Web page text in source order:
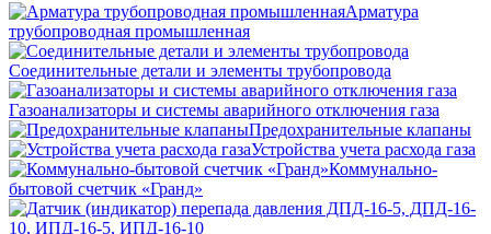
Арматура
трубопроводная промышленная
Соединительные детали и элементы трубопровода
Газоанализаторы и системы аварийного отключения газа
Предохранительные клапаны
Устройства учета расхода газа
Коммунально-
бытовой счетчик «Гранд»